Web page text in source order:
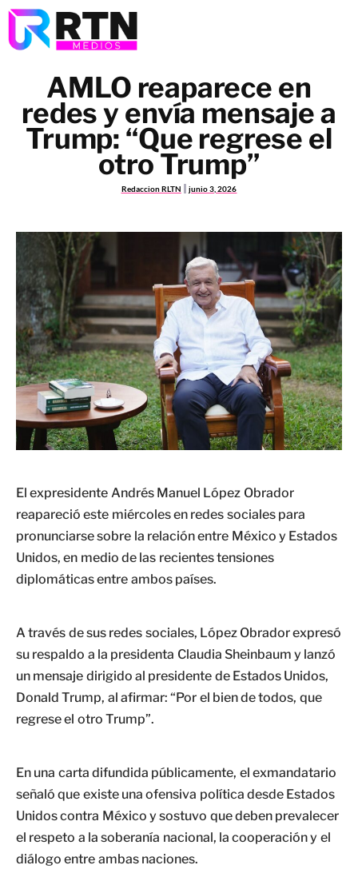
AMLO reaparece en
redes y envía mensaje a
Trump: “Que regrese el
otro Trump”
Redaccion RLTN junio 3, 2026
El expresidente Andrés Manuel López Obrador
reapareció este miércoles en redes sociales para
pronunciarse sobre la relación entre México y Estados
Unidos, en medio de las recientes tensiones
diplomáticas entre ambos países.
A través de sus redes sociales, López Obrador expresó
su respaldo a la presidenta Claudia Sheinbaum y lanzó
un mensaje dirigido al presidente de Estados Unidos,
Donald Trump, al afirmar: “Por el bien de todos, que
regrese el otro Trump”.
En una carta difundida públicamente, el exmandatario
señaló que existe una ofensiva política desde Estados
Unidos contra México y sostuvo que deben prevalecer
el respeto a la soberanía nacional, la cooperación y el
diálogo entre ambas naciones.